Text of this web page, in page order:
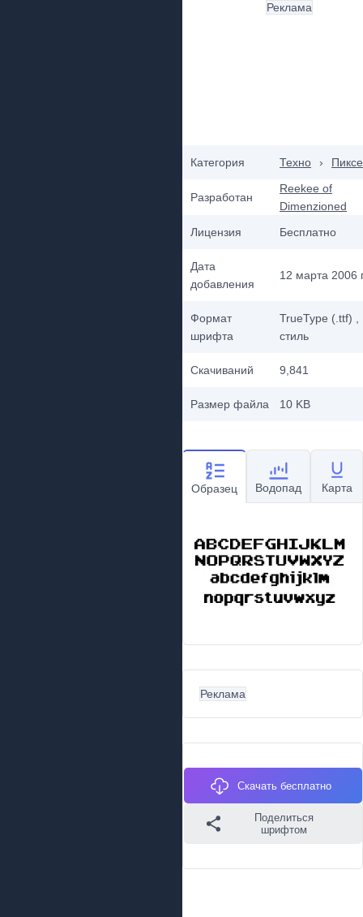
Категория Техно ›
Разработан
Reekee of
Dimenzioned
Лицензия
Бесплатно
Дата
добавления
12 марта 2006
Формат
шрифта
TrueType (.ttf)
стиль
Скачиваний 9,841
Размер файла 10 KB
Реклама
Образец Водопад Карта
Реклама
Скачать бесплатно
Поделиться
шрифтом